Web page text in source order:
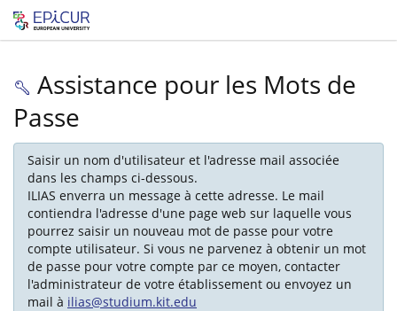
Assistance pour les Mots de
Passe
Saisir un nom d'utilisateur et l'adresse mail associée
dans les champs ci-dessous.
ILIAS enverra un message à cette adresse. Le mail
contiendra l'adresse d'une page web sur laquelle vous
pourrez saisir un nouveau mot de passe pour votre
compte utilisateur. Si vous ne parvenez à obtenir un mot
de passe pour votre compte par ce moyen, contacter
l'administrateur de votre établissement ou envoyez un
mail à ilias@studium.kit.edu